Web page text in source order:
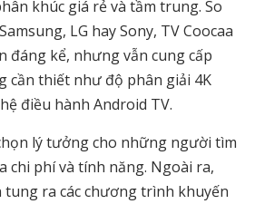
khúc giá rẻ và tầm trung. So
LG hay Sony, TV Coocaa
đáng kể, nhưng vẫn cung cấp
cần thiết như độ phân giải 4K
điều hành Android TV.
lý tưởng cho những người tìm
chi phí và tính năng. Ngoài ra,
ra các chương trình khuyến